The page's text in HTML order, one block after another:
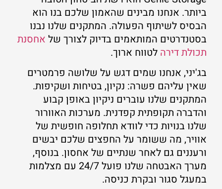
ביותר. אנחנו מבינים שהאמון שלכם בנו הוא
הבסיס לשיתוף הפעולה. המתקנים שלנו נבנו
בסטנדרטים המותאמים בדיוק לצורך של אחסנת
תכולת דירה לטווח ארוך.
בג'יני, אנחנו שמים דגש על שלושה פרמטרים
שאין עליהם פשרה: נקיון, בטיחות ושקיפות.
המתקנים שלנו עוברים ניקיון באופן קבוע
והדברה תקופתית קפדנית. מערכות האוורור
שלנו בנויות כדי לוודא תחלופה חופשית של
אוויר, מה ששומר על החפצים שלכם יבשים
ורעננים גם לאחר שנתיים של אחסון. בנוסף,
מערך האבטחה שלנו פועל 24/7 עם מצלמות
במעגל סגור ובקרת כניסה.